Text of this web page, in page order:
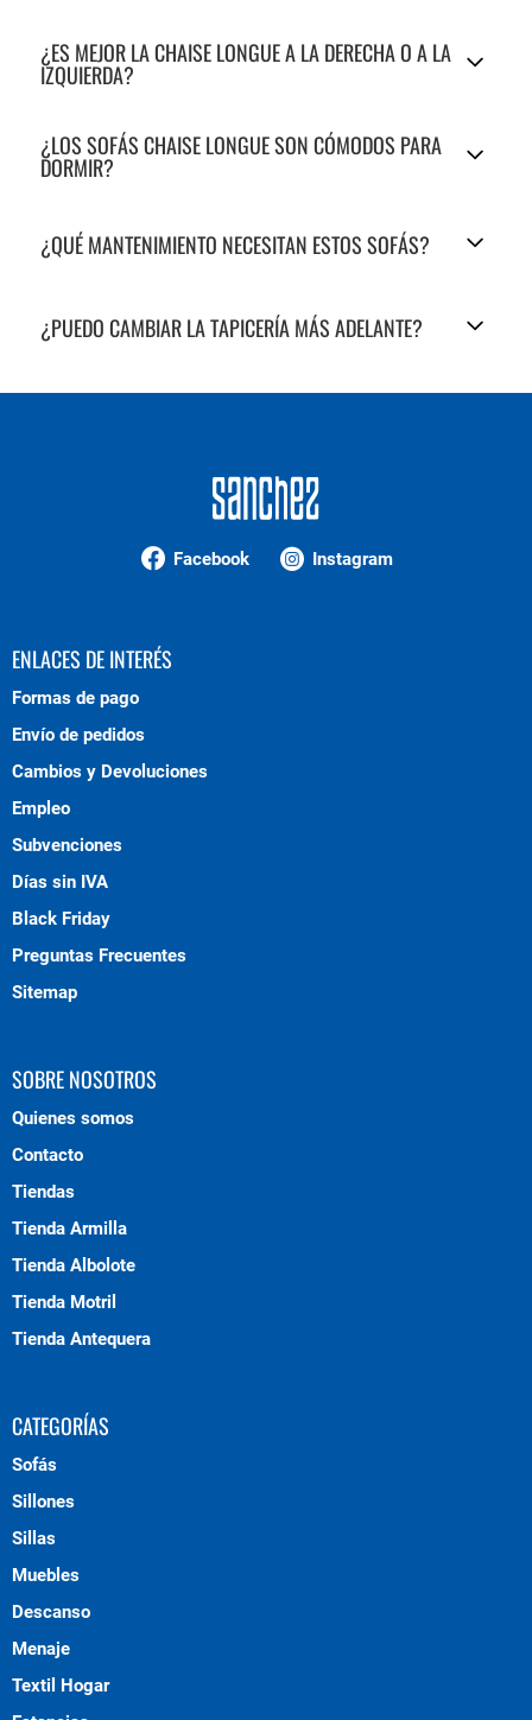
¿ES MEJOR LA CHAISE LONGUE A LA DERECHA O A LA
IZQUIERDA?
¿LOS SOFÁS CHAISE LONGUE SON CÓMODOS PARA
DORMIR?
¿QUÉ MANTENIMIENTO NECESITAN ESTOS SOFÁS?
¿PUEDO CAMBIAR LA TAPICERÍA MÁS ADELANTE?
Facebook Instagram
ENLACES DE INTERÉS
Formas de pago
Envío de pedidos
Cambios y Devoluciones
Empleo
Subvenciones
Días sin IVA
Black Friday
Preguntas Frecuentes
Sitemap
SOBRE NOSOTROS
Quienes somos
Contacto
Tiendas
Tienda Armilla
Tienda Albolote
Tienda Motril
Tienda Antequera
CATEGORÍAS
Sofás
Sillones
Sillas
Muebles
Descanso
Menaje
Textil Hogar